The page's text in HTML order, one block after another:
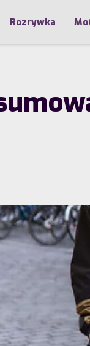
Rozrywka